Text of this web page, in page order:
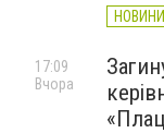
НОВИНИ
17:09
Вчора